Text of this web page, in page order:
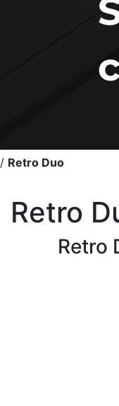
/ Retro Duo
Retro
Retro